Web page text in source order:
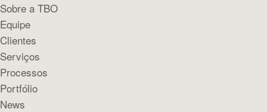
Sobre a TBO
Equipe
Clientes
Serviços
Processos
Portfólio
News